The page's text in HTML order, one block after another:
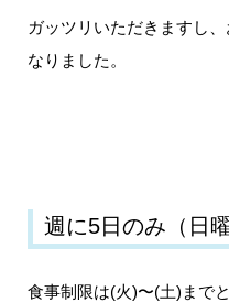
ガッツリいただきますし
なりました。
週に5日のみ（日
食事制限は(火)〜(土)までと